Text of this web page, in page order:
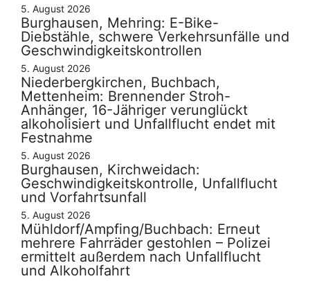
5. August 2026
Burghausen, Mehring: E-Bike-
Diebstähle, schwere Verkehrsunfälle und
Geschwindigkeitskontrollen
5. August 2026
Niederbergkirchen, Buchbach,
Mettenheim: Brennender Stroh-
Anhänger, 16-Jähriger verunglückt
alkoholisiert und Unfallflucht endet mit
Festnahme
5. August 2026
Burghausen, Kirchweidach:
Geschwindigkeitskontrolle, Unfallflucht
und Vorfahrtsunfall
5. August 2026
Mühldorf/Ampfing/Buchbach: Erneut
mehrere Fahrräder gestohlen – Polizei
ermittelt außerdem nach Unfallflucht
und Alkoholfahrt